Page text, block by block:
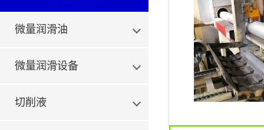
微量润滑油
微量润滑设备
切削液